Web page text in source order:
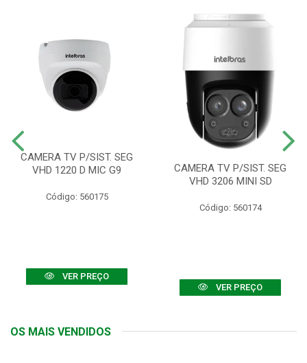
CAMERA TV P/SIST. SEG
VHD 1220 D MIC G9
Código: 560175
VER PREÇO
CAMERA TV P/SIST. SEG
VHD 3206 MINI SD
Código: 560174
VER PREÇO
OS MAIS VENDIDOS